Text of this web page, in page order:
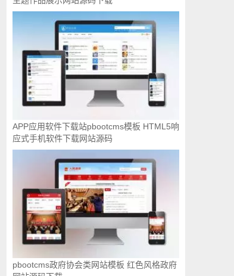
APP应用软件下载站pbootcms模板 HTML5响
应式手机软件下载网站源码
pbootcms政府协会类网站模板 红色风格政府